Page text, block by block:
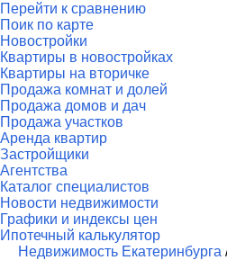
Перейти к сравнению
Поик по карте
Новостройки
Квартиры в новостройках
Квартиры на вторичке
Продажа комнат и долей
Продажа домов и дач
Продажа участков
Аренда квартир
Застройщики
Агентства
Каталог специалистов
Новости недвижимости
Графики и индексы цен
Ипотечный калькулятор
Недвижимость Екатеринбурга